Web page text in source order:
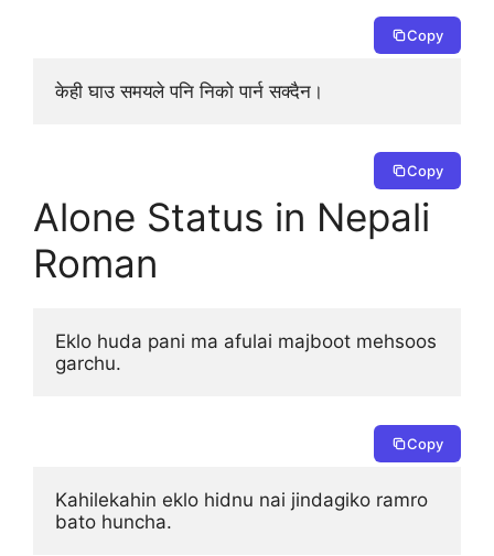
Copy
केही घाउ समयले पनि निको पार्न सक्दैन।
Copy
Alone Status in Nepali
Roman
Eklo huda pani ma afulai majboot mehsoos
garchu.
Copy
Kahilekahin eklo hidnu nai jindagiko ramro
bato huncha.